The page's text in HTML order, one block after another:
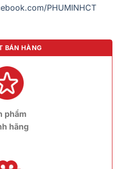
PHUMINHCT
BÁN HÀNG
phẩm
hãng